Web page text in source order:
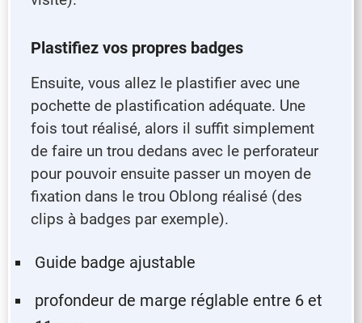
Plastifiez vos propres badges
Ensuite, vous allez le plastifier avec une
pochette de plastification adéquate. Une
fois tout réalisé, alors il suffit simplement
de faire un trou dedans avec le perforateur
pour pouvoir ensuite passer un moyen de
fixation dans le trou Oblong réalisé (des
clips à badges par exemple).
Guide badge ajustable
profondeur de marge réglable entre 6 et